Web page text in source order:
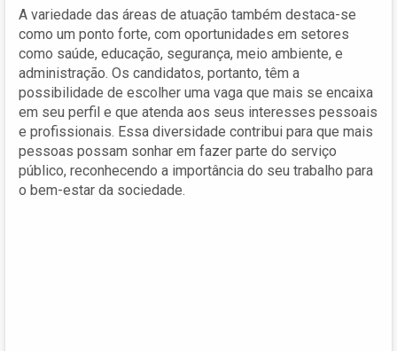
A variedade das áreas de atuação também destaca-se
como um ponto forte, com oportunidades em setores
como saúde, educação, segurança, meio ambiente, e
administração. Os candidatos, portanto, têm a
possibilidade de escolher uma vaga que mais se encaixa
em seu perfil e que atenda aos seus interesses pessoais
e profissionais. Essa diversidade contribui para que mais
pessoas possam sonhar em fazer parte do serviço
público, reconhecendo a importância do seu trabalho para
o bem-estar da sociedade.